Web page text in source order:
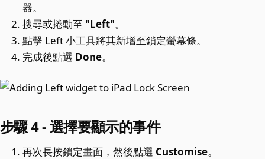
器。
搜尋或捲動至 "Left"。
點擊 Left 小工具將其新增至鎖定螢幕條。
完成後點選 Done。
步驟 4 - 選擇要顯示的事件
再次長按鎖定畫面，然後點選 Customise。